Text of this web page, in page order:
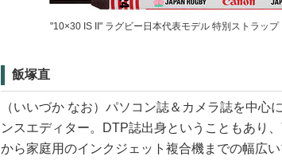
"10×30 IS II" ラグビー日本代表モデル 特別ストラップ
飯塚直
（いいづか なお）パソコン誌＆カメラ誌を中心
ンスエディター。DTP誌出身ということもあり
から家庭用のインクジェット複合機までの幅広